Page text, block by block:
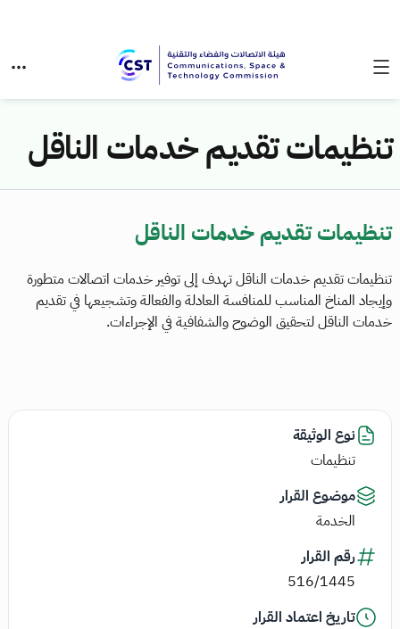
تنظيمات تقديم خدمات الناقل
تنظيمات تقديم خدمات الناقل
تنظيمات تقديم خدمات الناقل تهدف إلى توفير خدمات اتصالات متطورة
وإيجاد المناخ المناسب للمنافسة العادلة والفعالة وتشجيعها في تقديم
خدمات الناقل لتحقيق الوضوح والشفافية في الإجراءات.
نوع الوثيقة
تنظيمات
موضوع القرار
الخدمة
رقم القرار
516/1445
تاريخ اعتماد القرار